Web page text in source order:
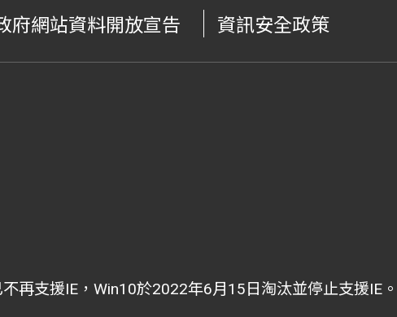
府網站資料開放宣告 資訊安全政策
再支援IE，Win10於2022年6月15日淘汰並停止支援IE。